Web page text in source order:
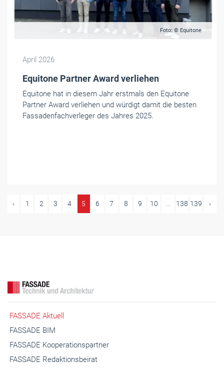
Foto: © Equitone
April 2026
Equitone Partner Award verliehen
Equitone hat in diesem Jahr erstmals den Equitone
Partner Award verliehen und würdigt damit die besten
Fassadenfachverleger des Jahres 2025.
‹ 1 2 3 4 5 6 7 8 9 10 ... 138 139 ›
FASSADE Aktuell
FASSADE BIM
FASSADE Kooperationspartner
FASSADE Redaktionsbeirat